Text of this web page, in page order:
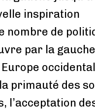
inspiration
nombre de
par la gauche
primauté des
l’acceptation